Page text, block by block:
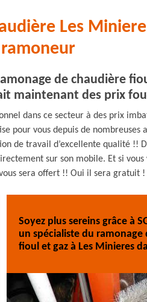
Les
de chaudière
maintenant des prix
dans ce secteur à des prix
pour vous depuis de nombreuses
de travail d’excellente qualité !!
sur son mobile. Et si vous
sera offert !! Oui il sera gratuit !
Soyez plus sereins grâce à
un spécialiste du ramonage
fioul et gaz à Les Minieres